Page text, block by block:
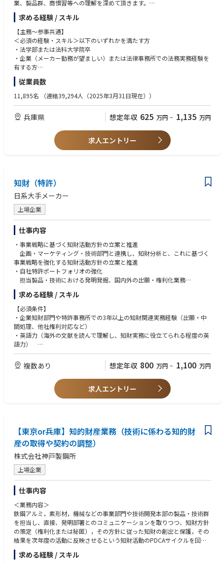
業、製品群、商慣習等への理解を深めて頂きます。
・その後は、より複雑な契約、相談対応、会社法・倒産法などの法分野な
ど、業務の範囲を広げてもらいます。一定の経験を積んだのちは、M&A等
のプロジェクト案件への参画、訴訟を含む各種紛争解決の支援など、規模
の大きな案件を担当して頂きます。
●採用時のポジション：主幹～参事クラス
・同社の法務業務、各事業部門の事業、製品群、商慣習等を理解いただき
わせて、M&A等のプロジェクト案件への参画、訴訟を含む各種紛争解決の
支援など、規模の大きな案件を担当して頂きます。案件の規模・内容に応
じ、プロジェクトの法務部での遂行責任者を担ってもらう場合もありま
・素材・機械・電力と取扱製品、商習慣の異なる事業分野を有する会社で
め、中長期的な視点で育成する方針であり、法務担当者としてのキャリア
アップを支援します。
【法務】
・まずは、日常的な契約や相談への対応といった業務を担当頂きますが、
将来的には、M&Aや各種の戦略投資等、会社の経営戦略・事業戦略に関わ
る重要なプロジェクトに参画し、プロジェクト遂行の経験を積むことがで
きます。
【コンプライアンス】
・まずは、同社の法令遵守体制を理解していただき、その後は、同社の法
令遵守体制のグループ展開（海外中心）を担当していただきます。具体的
には、グループ各社における制度導入の必要性に関する理解促進（必要に
応じ、グループ会社経営層や従業員への周知・説明等）、規程整備のサポ
ート（規程整備状況の確認やフォロー等）、運用状況の確認（書類を確認
する、実際にグループ会社を往訪して確認する等）といった業務を行って
いただきます。
＜配属組織＞
本社部門 法務部
＜キャリアパス＞
ジメントを担当する、あるいは部内の他の業務（技術契約・直属所管のガ
バナンス・コンプライアンス）を担当したり、海外統括会社の法務・コン
業務の都合等により、会社の指示する業務への異動を命じることがありま
す。
求める経験 / スキル
【主務～参事共通】
＜必須の経験・スキル＞以下のいずれかを満たす方
・法学部または法科大学院卒
・企業（メーカー勤務が望ましい）または法律事務所での法務実務経験を
有する方
＜あると好ましい経験・スキル＞
・英文契約実務等、海外業務経験がある方歓迎
要となることと、国際感覚を有していることが望ましいため
＜求める人物像＞
・「事業を法務で支える」という当事者意識をお持ちの方
単なる「契約審査」に留まらず、各事業部門の製品や商慣習を深く理解
日常的な契約実務からスタートし、将来的にはM&A、紛争解決、グロー
バルコンプライアンスなど、より複雑で経営に直結する課題へ挑戦したい
という強い成長意欲のある方を歓迎します。
・多様な関係者と信頼を築けるコミュニケーション能力
国内外の事業部門やグループ会社の経営層、あるいは外部の法律事務所
など、立場の異なるステークホルダーと誠実に対話し、物事を円滑に進め
られる柔軟な調整力を重視します。
・グローバルな視座でキャリアを築きたい方
「海外統括会社への赴任」や「ロースクール留学制度」など、中長期的
な育成環境を活かして、国際感覚を備えた法務スペシャリストとして成長
したいという志をお持ちの方を求めています。
従業員数
11,895名 （連結39,294人（2025年3月31日現在））
兵庫県 想定年収 625 万円 ~ 1,135 万円
求人エントリー
知財（特許）
日系大手メーカー
上場企業
仕事内容
・事業戦略に基づく知財活動方針の立案と推進
企画・マーケティング・技術部門と連携し、知財分析と、これに基づく
事業戦略を強化する知財活動方針の立案と推進
・自社特許ポートフォリオの強化
担当製品・技術における発明発掘、国内外の出願・権利化業務
・他社特許クリアランス・係争対応
担当製品・技術における他社知財リスクの評価・対処、特許訴訟への対
応業務
求める経験 / スキル
【必須条件】
・企業知財部門や特許事務所での3年以上の知財関連実務経験（出願・中
間処理、他社権利対応など）
・英語力（海外の文献を読んで理解し、知財実務に役立てられる程度の英
語力）
【歓迎条件】
・弁理士資格、知的財産管理技能検定1級を有する方
・特許検索・分析ツールを使用した先行技術、無効資料、IPランドスケー
プ等の調査経験のある方
・外国特許事務所や海外拠点との英語によるコミュニケーションスキルに
複数あり 想定年収 800 万円 ~ 1,100 万円
求人エントリー
【東京or兵庫】知的財産業務（技術に係わる知的財
産の取得や契約の調整）
株式会社神戸製鋼所
上場企業
仕事内容
＜業務内容＞
鉄鋼アルミ，素形材，機械などの事業部門や技術開発本部の製品・技術群
を担当し、直接、発明部署とのコミュニケーションを取りつつ、知財方針
の策定（権利化または秘匿），その方針に従った知財の創出と保護，その
結果を次年度の活動に反映させるという知財活動のPDCAサイクルを回す
ことがメインの業務となります。
求める経験 / スキル